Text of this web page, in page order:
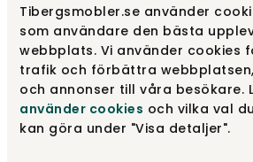
Tibergsmobler.se använder
som användare den bästa
webbplats. Vi använder cookies
trafik och förbättra
och annonser till våra besökare.
använder cookies och vilka val
kan göra under "Visa detaljer".
Hvid